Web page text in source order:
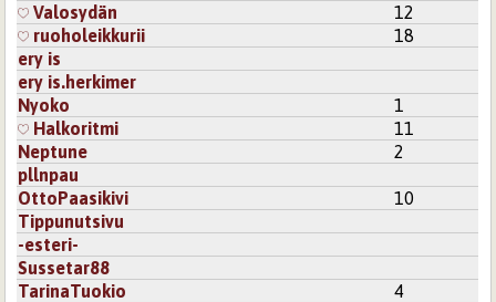
Valosydän
12
ruoholeikkurii
18
ery is
ery is.herkimer
Nyoko
1
Halkoritmi
11
Neptune
2
pllnpau
OttoPaasikivi
10
Tippunutsivu
-esteri-
Sussetar88
TarinaTuokio
4